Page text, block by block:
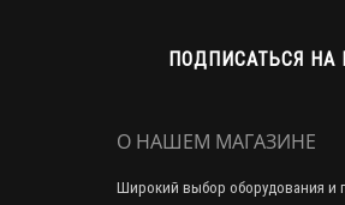
ПОДПИСАТЬСЯ НА
О НАШЕМ МАГАЗИНЕ
Широкий выбор оборудования и